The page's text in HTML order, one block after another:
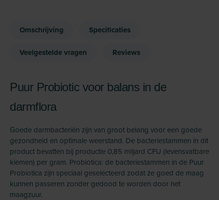
Omschrijving Specificaties
Veelgestelde vragen Reviews
Puur Probiotic voor balans in de
darmflora
Goede darmbacteriën zijn van groot belang voor een goede
gezondheid en optimale weerstand. De bacteriestammen in dit
product bevatten bij productie 0,85 miljard CFU (levensvatbare
kiemen) per gram. Probiotica: de bacteriestammen in de Puur
Probiotica zijn speciaal geselecteerd zodat ze goed de maag
kunnen passeren zonder gedood te worden door het
maagzuur.